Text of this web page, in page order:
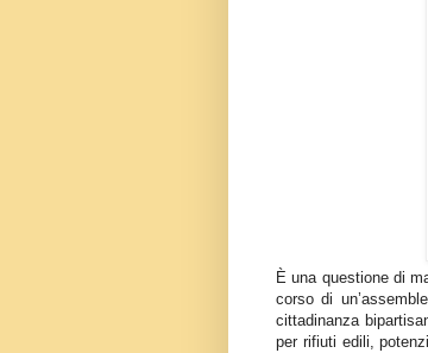
È una questione di
corso di
cittadinanza
per rifiuti edili,